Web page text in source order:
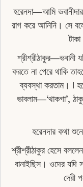
হরেনদা—আমি
রাগ করে আনিনি। সে
শ্রীশ্রীঠাকুর—ভবানী
করতে না পেরে থাকি
ব্যবস্থা করতাম। |
ভাবলাম—‘থাকগা’,
হরেনদার কথা
শ্রীশ্রীঠাকুর হেসে
বানাইছিস। ওদের যদি
দেরী